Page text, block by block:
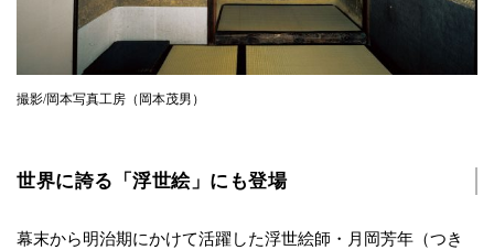
撮影/岡本写真工房（岡本茂男）
世界に誇る「浮世絵」にも登場
幕末から明治期にかけて活躍した浮世絵師・月岡芳年（つき